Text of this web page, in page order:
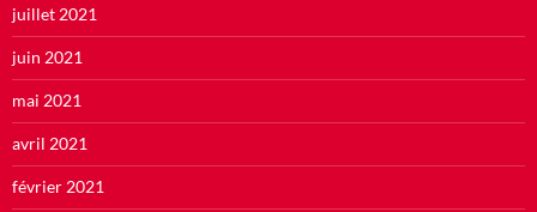
juillet 2021
juin 2021
mai 2021
avril 2021
février 2021